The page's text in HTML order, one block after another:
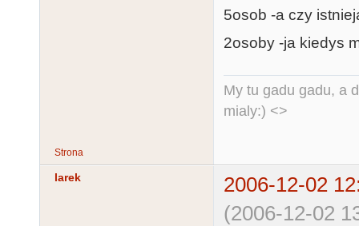
5osob -a czy
2osoby -ja kiedys
My tu gadu gadu, a
mialy:) <>
Strona
larek
2006-12-02
(2006-12-02